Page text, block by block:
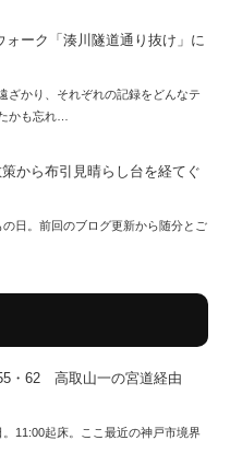
ォーク「湊川隧道通り抜け」に
ざかり、それぞれの記録をどんなテ
かも忘れ…
から布引見晴らし台を経てぐ
日。前回のブログ更新から随分とご
・62 高取山一の宮道経由
11:00起床。ここ最近の神戸市境界